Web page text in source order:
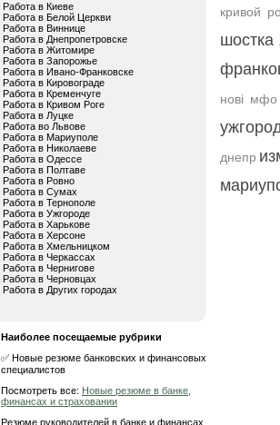
Работа в Киеве
Работа в Белой Церкви
Работа в Виннице
Работа в Днепропетровске
Работа в Житомире
Работа в Запорожье
Работа в Ивано-Франковске
Работа в Кировограде
Работа в Кременчуге
Работа в Кривом Роге
Работа в Луцке
Работа во Львове
Работа в Мариуполе
Работа в Николаеве
Работа в Одессе
Работа в Полтаве
Работа в Ровно
Работа в Сумах
Работа в Тернополе
Работа в Ужгороде
Работа в Харькове
Работа в Херсоне
Работа в Хмельницком
Работа в Черкассах
Работа в Чернигове
Работа в Черновцах
Работа в Других городах
Наиболее посещаемые рубрики
✅ Новые резюме банковских и финансовых
специалистов
Посмотреть все: Новые резюме в банке,
финансах и страховании
Резюме руководителей в банке и финансах
кривой
шостка
нові мфо
днепр